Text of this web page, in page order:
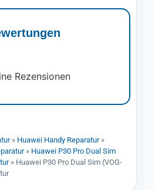
Rezensionen
» Huawei Handy Reparatur»
» Huawei P30 Pro Dual Sim
» Huawei P30 Pro Dual Sim (VOG-